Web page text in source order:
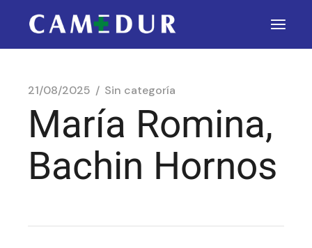
21/08/2025 Sin categoría
María Romina,
Bachin Hornos